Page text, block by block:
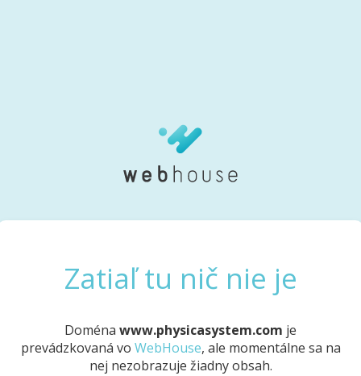
Zatiaľ tu nič nie je
Doména www.physicasystem.com je
prevádzkovaná vo WebHouse, ale momentálne sa na
nej nezobrazuje žiadny obsah.